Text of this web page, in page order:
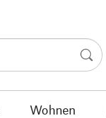
Wohnen